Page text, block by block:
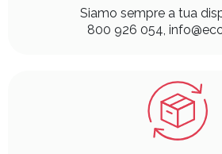
Siamo sempre a tua
800 926 054,